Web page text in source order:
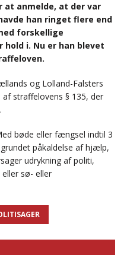
at anmelde, at der var
han ringet flere end
forskellige
hold i. Nu er han blevet
og Lolland-Falsters
straffelovens § 135, der
bøde eller fængsel indtil 3
påkaldelse af hjælp,
udrykning af politi,
sø- eller